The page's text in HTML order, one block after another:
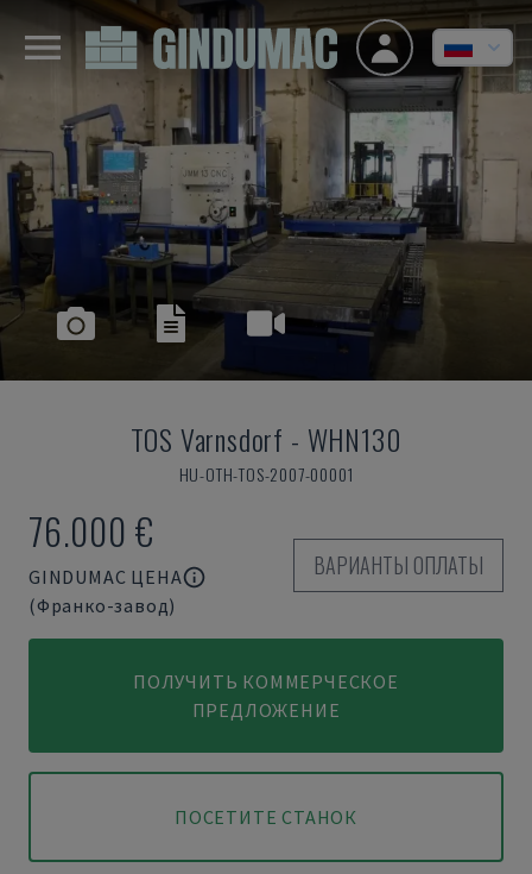
TOS Varnsdorf - WHN130
HU-OTH-TOS-2007-00001
76.000 €
GINDUMAC ЦЕНА
(Франко-завод)
ВАРИАНТЫ ОПЛАТЫ
ПОЛУЧИТЬ КОММЕРЧЕСКОЕ
ПРЕДЛОЖЕНИЕ
ПОСЕТИТЕ СТАНОК